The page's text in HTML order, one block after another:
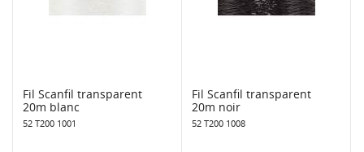
Fil Scanfil transparent
20m blanc
52 T200 1001
Fil Scanfil transparent
20m noir
52 T200 1008